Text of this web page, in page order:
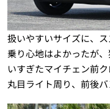
扱いやすいサイズに、
乗り心地はよかったが
いすぎたマイチェン前
丸目ライト周り、前後